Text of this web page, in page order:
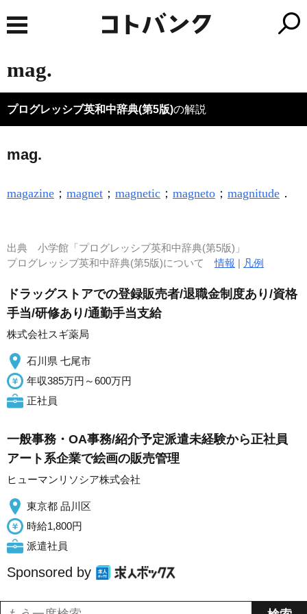
mag.
プログレッシブ英和中辞典(第5版)の解説
mag.
magazine ； magnet ； magnetic ； magneto ； magnitude ．
出典 小学館「プログレッシブ英和中辞典(第5版)」
プログレッシブ英和中辞典(第5版)について情報 | 凡例
ドラッグストアでの登録販売者/退職金制度あり/資格
手当/研修あり/通勤手当支給
株式会社スギ薬局
石川県 七尾市
年収385万円～600万円
正社員
一般事務・OA事務/紹介予定派遣未経験から正社員
アート系企業で絵画の販売管理
ヒューマンリソシア株式会社
東京都 品川区
時給1,800円
派遣社員
Sponsored by